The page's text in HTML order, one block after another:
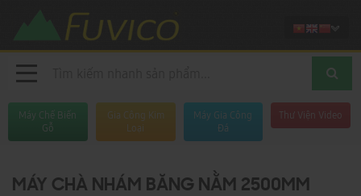
Máy Chế Biến
Gỗ
Gia Công Kim
Loại
Máy Gia Công
Đá
Thư Viện Video
MÁY CHÀ NHÁM BĂNG NẰM 2500MM